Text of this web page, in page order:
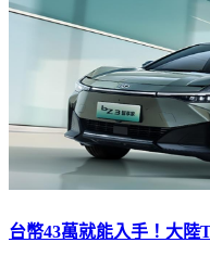
台幣43萬就能入手！大